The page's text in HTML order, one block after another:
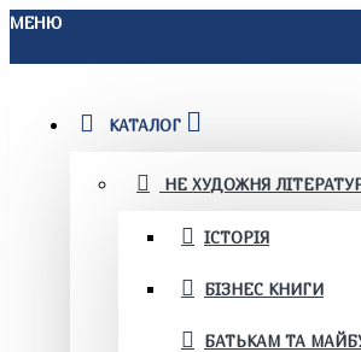
МЕНЮ
КАТАЛОГ
НЕ ХУДОЖНЯ
ІСТОРІЯ
БІЗНЕС КНИГИ
БАТЬКАМ ТА